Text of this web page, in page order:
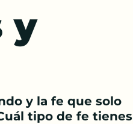
y
y la fe que solo
tipo de fe tienes